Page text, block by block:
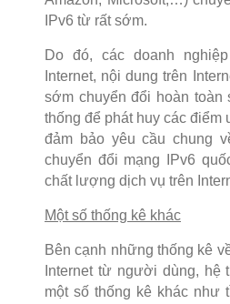
IPv6 từ rất sớm.
Do đó, các doanh
Internet, nội dung trên
sớm chuyển đổi hoàn toàn
thống để phát huy các điểm
đảm bảo yêu cầu chung
chuyển đổi mạng IPv6
chất lượng dịch vụ trên
Một số thống kê khác
Bên cạnh những thống kê
Internet từ người dùng, hệ
một số thống kê khác như